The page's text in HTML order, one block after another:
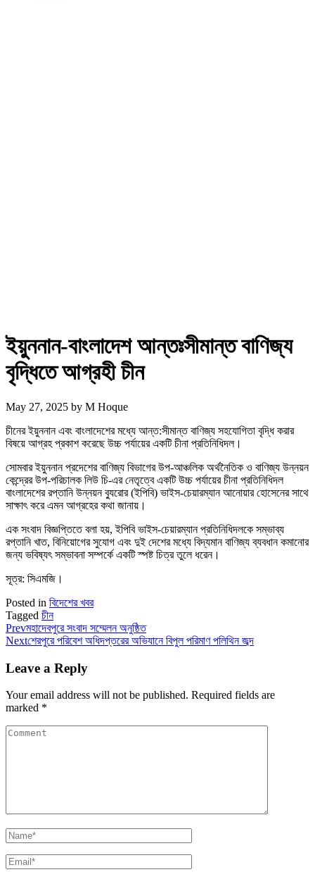
ইয়ুননান-বাংলাদেশ আন্তঃসীমান্ত বাণিজ্য
বৃদ্ধিতে আগ্রহী চীন
May 27, 2025 by M Hoque
চীনের ইয়ুননান এবং বাংলাদেশের মধ্যে আন্ত:সীমান্ত বাণিজ্য সহযোগিতা বৃদ্ধি করার
বিষয়ে আগ্রহ প্রকাশ করেছে উচ্চ পর্যায়ের একটি চীনা প্রতিনিধিদল।
সোমবার ইয়ুননান প্রদেশের বাণিজ্য বিভাগের উপ-আঞ্চলিক অর্থনৈতিক ও বাণিজ্য উন্নয়ন
কেন্দ্রের উপ-পরিচালক লিউ চি-এর নেতৃত্বে একটি উচ্চ পর্যায়ের চীনা প্রতিনিধিদল
বাংলাদেশের রপ্তানি উন্নয়ন ব্যুরোর (ইপিবি) ভাইস-চেয়ারম্যান আনোয়ার হোসেনের সাথে
সাক্ষাৎ করে এমন আগ্রহের কথা জানায়।
এক সংবাদ বিজ্ঞপ্তিতে বলা হয়, ইপিবি ভাইস-চেয়ারম্যান প্রতিনিধিদলকে সম্ভাব্য
রপ্তানি খাত, বিনিয়োগের সুযোগ এবং দুই দেশের মধ্যে বিদ্যমান বাণিজ্য ব্যবধান কমানোর
জন্য ভবিষ্যৎ সম্ভাবনা সম্পর্কে একটি স্পষ্ট চিত্র তুলে ধরেন।
সূত্র: সিএমজি।
Posted in বিদেশের খবর
Tagged চীন
Prevমহাদেবপুরে সংবাদ সম্মেলন অনুষ্ঠিত
Nextশেরপুরে পরিবেশ অধিদপ্তরের অভিযানে বিপুল পরিমাণ পলিথিন জব্দ
Leave a Reply
Your email address will not be published. Required fields are
marked *